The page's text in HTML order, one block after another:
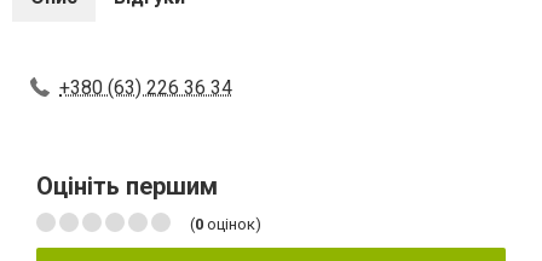
+380 (63) 226 36 34
Оцініть першим
(0 оцінок)